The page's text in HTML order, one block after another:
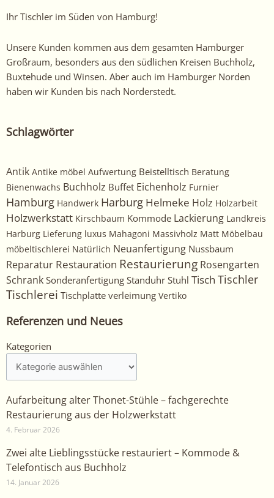
Ihr Tischler im Süden von Hamburg!
Unsere Kunden kommen aus dem gesamten Hamburger
Großraum, besonders aus den südlichen Kreisen Buchholz,
Buxtehude und Winsen. Aber auch im Hamburger Norden
haben wir Kunden bis nach Norderstedt.
Schlagwörter
Antik Antike möbel Aufwertung Beistelltisch Beratung
Bienenwachs Buchholz Buffet Eichenholz Furnier
Hamburg Handwerk Harburg Helmeke Holz Holzarbeit
Holzwerkstatt Kirschbaum Kommode Lackierung Landkreis
Harburg Lieferung luxus Mahagoni Massivholz Matt Möbelbau
möbeltischlerei Natürlich Neuanfertigung Nussbaum
Reparatur Restauration Restaurierung Rosengarten
Schrank Sonderanfertigung Standuhr Stuhl Tisch Tischler
Tischlerei Tischplatte verleimung Vertiko
Referenzen und Neues
Kategorien
Kategorien
Aufarbeitung alter Thonet-Stühle – fachgerechte
Restaurierung aus der Holzwerkstatt
4. Februar 2026
Zwei alte Lieblingsstücke restauriert – Kommode &
Telefontisch aus Buchholz
14. Januar 2026